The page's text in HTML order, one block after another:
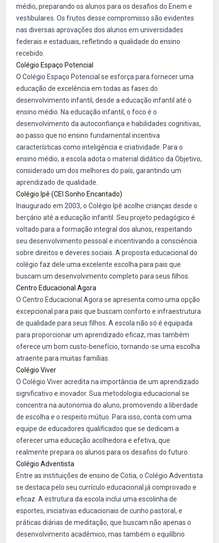
médio, preparando os alunos para os desafios do Enem e
vestibulares. Os frutos desse compromisso são evidentes
nas diversas aprovações dos alunos em universidades
federais e estaduais, refletindo a qualidade do ensino
recebido.
Colégio Espaço Potencial
O Colégio Espaço Potencial se esforça para fornecer uma
educação de excelência em todas as fases do
desenvolvimento infantil, desde a educação infantil até o
ensino médio. Na educação infantil, o foco é o
desenvolvimento da autoconfiança e habilidades cognitivas,
ao passo que no ensino fundamental incentiva
características como inteligência e criatividade. Para o
ensino médio, a escola adota o material didático da Objetivo,
considerado um dos melhores do país, garantindo um
aprendizado de qualidade.
Colégio Ipê (CEI Sonho Encantado)
Inaugurado em 2003, o Colégio Ipê acolhe crianças desde o
berçário até a educação infantil. Seu projeto pedagógico é
voltado para a formação integral dos alunos, respeitando
seu desenvolvimento pessoal e incentivando a consciência
sobre direitos e deveres sociais. A proposta educacional do
colégio faz dele uma excelente escolha para pais que
buscam um desenvolvimento completo para seus filhos.
Centro Educacional Agora
O Centro Educacional Agora se apresenta como uma opção
excepcional para pais que buscam conforto e infraestrutura
de qualidade para seus filhos. A escola não só é equipada
para proporcionar um aprendizado eficaz, mas também
oferece um bom custo-benefício, tornando-se uma escolha
atraente para muitas famílias.
Colégio Viver
O Colégio Viver acredita na importância de um aprendizado
significativo e inovador. Sua metodologia educacional se
concentra na autonomia do aluno, promovendo a liberdade
de escolha e o respeito mútuo. Para isso, conta com uma
equipe de educadores qualificados que se dedicam a
oferecer uma educação acolhedora e efetiva, que
realmente prepara os alunos para os desafios do futuro.
Colégio Adventista
Entre as instituições de ensino de Cotia, o Colégio Adventista
se destaca pelo seu currículo educacional já comprovado e
eficaz. A estrutura da escola inclui uma escolinha de
esportes, iniciativas educacionais de cunho pastoral, e
práticas diárias de meditação, que buscam não apenas o
desenvolvimento acadêmico, mas também o equilíbrio